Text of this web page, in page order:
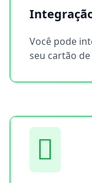
Você pode
seu cartão